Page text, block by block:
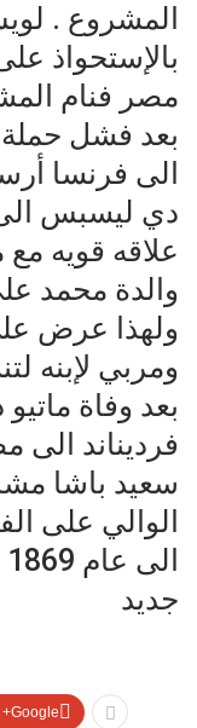
المشروع .
بالإستحواذ
مصر فنام
بعد فشل
الى فرنسا
دي ليسبس
علاقه قويه
والدة محمد
ولهذا عرض
ومربي لإبنه
بعد وفاة
فرديناند
سعيد باشا
الوالي على
جديد
Google+